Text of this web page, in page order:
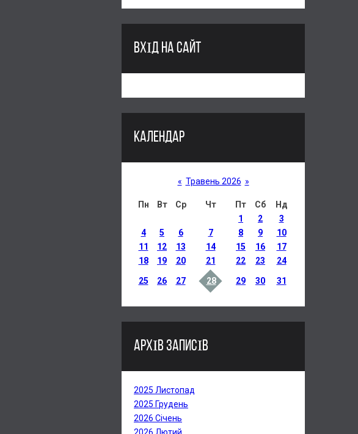
ВХІД НА САЙТ
КАЛЕНДАР
« Травень 2026 »
Пн Вт Ср Чт Пт Сб
Нд
1
2
3
4
5 6 7 8 9
10
11
12 13 14 15 16
17
18
19 20 21 22 23 24
25 26 27 28 29 30 31
АРХІВ ЗАПИСІВ
2025 Листопад
2025 Грудень
2026 Січень